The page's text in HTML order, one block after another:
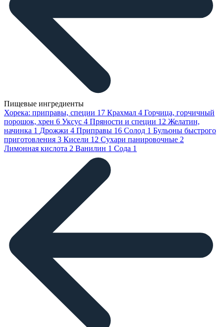
Пищевые ингредиенты
Хорека: приправы, специи 17 Крахмал 4 Горчица, горчичный
порошок, хрен 6 Уксус 4 Пряности и специи 12 Желатин,
начинка 1 Дрожжи 4 Приправы 16 Солод 1 Бульоны быстрого
приготовления 3 Кисели 12 Сухари панировочные 2
Лимонная кислота 2 Ванилин 1 Сода 1